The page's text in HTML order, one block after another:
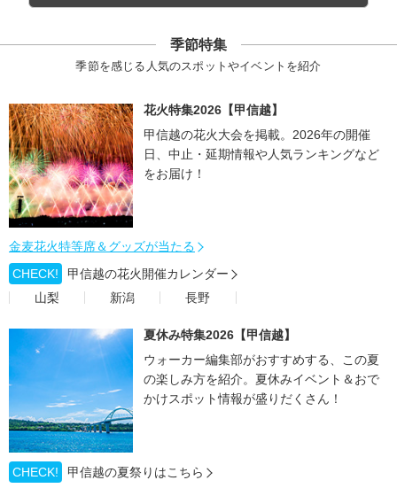
季節特集
季節を感じる人気のスポットやイベントを紹介
花火特集2026【甲信越】
甲信越の花火大会を掲載。2026年の開催
日、中止・延期情報や人気ランキングなど
をお届け！
金麦花火特等席＆グッズが当たる
CHECK!
甲信越の花火開催カレンダー
山梨
新潟 長野
夏休み特集2026【甲信越】
ウォーカー編集部がおすすめする、この夏
の楽しみ方を紹介。夏休みイベント＆おで
かけスポット情報が盛りだくさん！
CHECK!
甲信越の夏祭りはこちら